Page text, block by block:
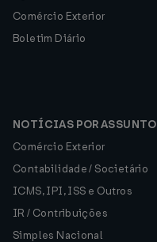
Comércio Exterior
Boletim Diário
NOTÍCIAS POR ASSUNTO
Comércio Exterior
Contabilidade / Societário
ICMS, IPI, ISS e Outros
IR / Contribuições
Simples Nacional